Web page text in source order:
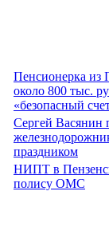
Пенсионерка из
около 800 тыс.
«безопасный
Сергей Васянин
праздником
НИПТ в
полису ОМС